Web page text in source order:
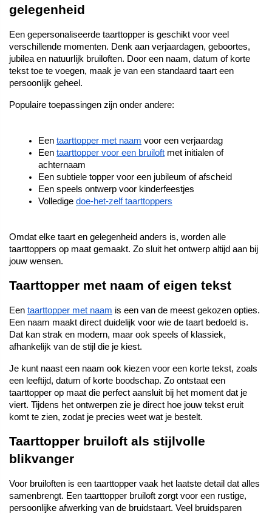
gelegenheid
Een gepersonaliseerde taarttopper is geschikt voor veel
verschillende momenten. Denk aan verjaardagen, geboortes,
jubilea en natuurlijk bruiloften. Door een naam, datum of korte
tekst toe te voegen, maak je van een standaard taart een
persoonlijk geheel.
Populaire toepassingen zijn onder andere:
Een taarttopper met naam voor een verjaardag
Een taarttopper voor een bruiloft met initialen of
achternaam
Een subtiele topper voor een jubileum of afscheid
Een speels ontwerp voor kinderfeestjes
Volledige doe-het-zelf taarttoppers
Omdat elke taart en gelegenheid anders is, worden alle
taarttoppers op maat gemaakt. Zo sluit het ontwerp altijd aan bij
jouw wensen.
Taarttopper met naam of eigen tekst
Een taarttopper met naam is een van de meest gekozen opties.
Een naam maakt direct duidelijk voor wie de taart bedoeld is.
Dat kan strak en modern, maar ook speels of klassiek,
afhankelijk van de stijl die je kiest.
Je kunt naast een naam ook kiezen voor een korte tekst, zoals
een leeftijd, datum of korte boodschap. Zo ontstaat een
taarttopper op maat die perfect aansluit bij het moment dat je
viert. Tijdens het ontwerpen zie je direct hoe jouw tekst eruit
komt te zien, zodat je precies weet wat je bestelt.
Taarttopper bruiloft als stijlvolle
blikvanger
Voor bruiloften is een taarttopper vaak het laatste detail dat alles
samenbrengt. Een taarttopper bruiloft zorgt voor een rustige,
persoonlijke afwerking van de bruidstaart. Veel bruidsparen